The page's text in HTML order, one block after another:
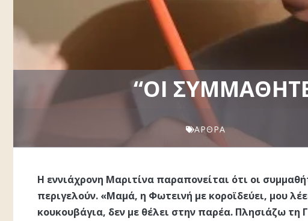
“ΟΙ
ΆΡΘΡΑ
Η εννιάχρονη Μαριτίνα παραπονείται ότι οι
περιγελούν. «Μαμά, η Φωτεινή με κοροϊδεύει, μου
κουκουβάγια, δεν με θέλει στην παρέα. Πλησιάζω τη